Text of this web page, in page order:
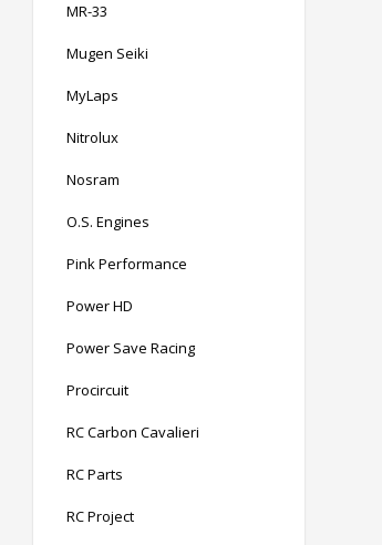
MR-33
Mugen Seiki
MyLaps
Nitrolux
Nosram
O.S. Engines
Pink Performance
Power HD
Power Save Racing
Procircuit
RC Carbon Cavalieri
RC Parts
RC Project